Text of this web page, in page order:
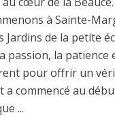
à Sainte-
Jardins de la petite
passion, la patience
pour offrir un
a commencé au
...